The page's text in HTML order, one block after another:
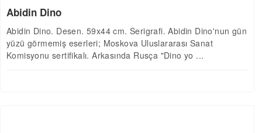
Abidin Dino
Abidin Dino. Desen. 59x44 cm. Serigrafi. Abidin Dino'nun gün
yüzü görmemiş eserleri; Moskova Uluslararası Sanat
Komisyonu sertifikalı. Arkasında Rusça "Dino yo ...